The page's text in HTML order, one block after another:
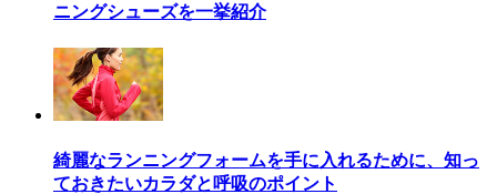
ニングシューズを一挙紹介
綺麗なランニングフォームを手に入れるために、知っ
ておきたいカラダと呼吸のポイント